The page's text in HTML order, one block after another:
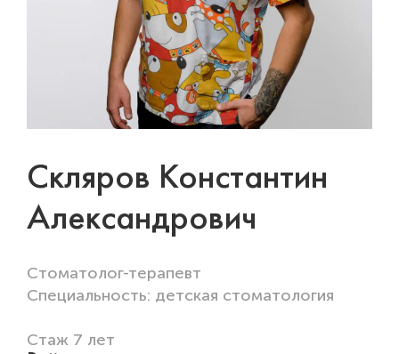
Скляров Константин
Александрович
Стоматолог-терапевт
Специальность: детская стоматология
Стаж 7 лет